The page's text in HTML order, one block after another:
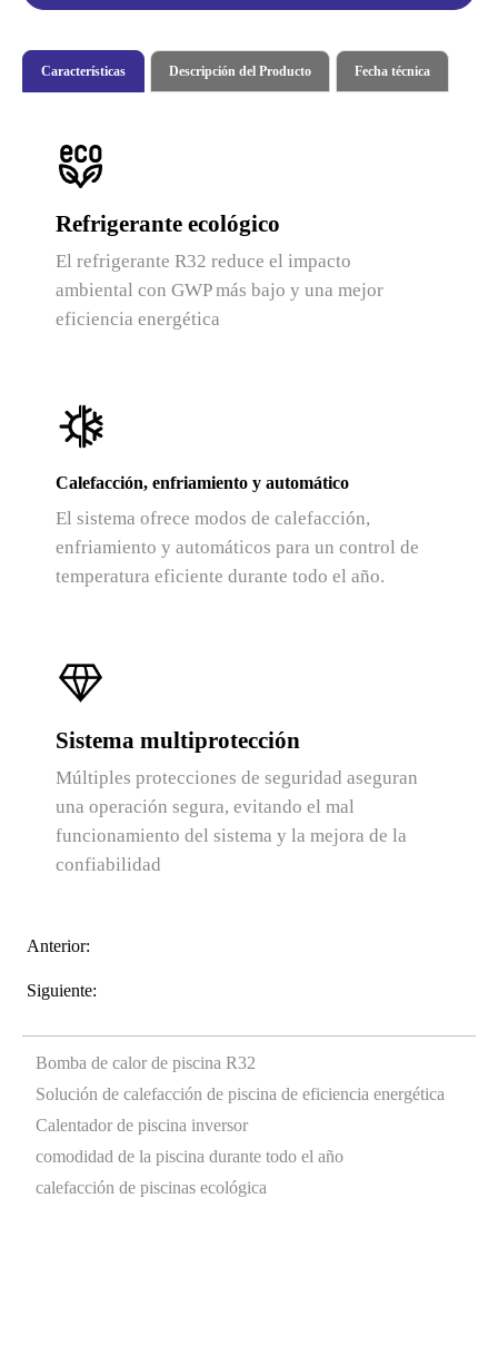
Características Descripción del Producto Fecha técnica
Refrigerante ecológico
El refrigerante R32 reduce el impacto
ambiental con GWP más bajo y una mejor
eficiencia energética
Calefacción, enfriamiento y automático
El sistema ofrece modos de calefacción,
enfriamiento y automáticos para un control de
temperatura eficiente durante todo el año.
Sistema multiprotección
Múltiples protecciones de seguridad aseguran
una operación segura, evitando el mal
funcionamiento del sistema y la mejora de la
confiabilidad
Anterior:
Siguiente:
Bomba de calor de piscina R32
Solución de calefacción de piscina de eficiencia energética
Calentador de piscina inversor
comodidad de la piscina durante todo el año
calefacción de piscinas ecológica